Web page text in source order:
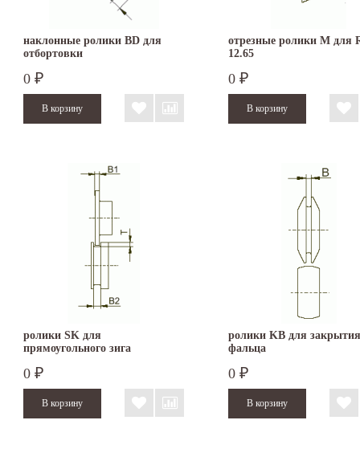
наклонные ролики BD для
отбортовки
0 ₽
отрезные ролики M для
12.65
0 ₽
ролики SK для
прямоугольного зига
0 ₽
ролики KB для закрытия
фальца
0 ₽